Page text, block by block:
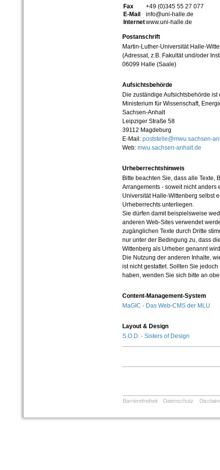
Fax
+49 (0)345 55 27 077
E-Mail
info@uni-halle.de
Internetwww.uni-halle.de
Postanschrift
Martin-Luther-Universität Halle-
(Adressat, z.B. Fakultät und/oder
06099 Halle (Saale)
Aufsichtsbehörde
Die zuständige Aufsichtsbehörde ist
Ministerium für Wissenschaft,
Sachsen-Anhalt
Leipziger Straße 58
39112 Magdeburg
E-Mail: poststelle@mwu.sachsen-
Web: mwu.sachsen-anhalt.de
Urheberrechtshinweis
Bitte beachten Sie, dass alle Texte,
Arrangements - soweit nicht anders
Universität Halle-Wittenberg selbst
Urheberrechts unterliegen.
Sie dürfen damit beispielsweise
anderen Web-Sites verwendet
zugänglichen Texte durch Dritte
nur unter der Bedingung zu, dass
Wittenberg als Urheber genannt
Die Nutzung der anderen Inhalte,
ist nicht gestattet. Sollten Sie
haben, wenden Sie sich bitte an
Content-Management-System
MaGIC - Das Web-CMS der MLU
Layout & Design
S.O.D. - Sisters of Design
Barrierefreiheit Datenschutz